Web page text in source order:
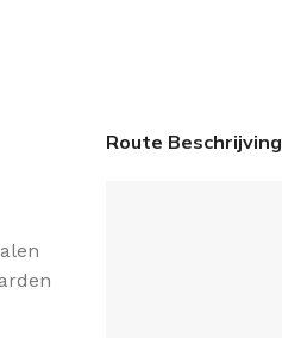
Route Beschrijving